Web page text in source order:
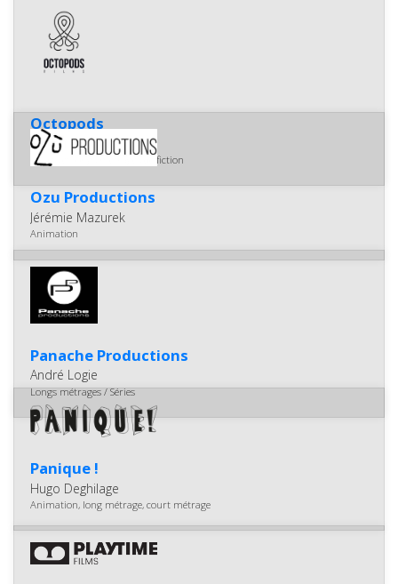
Octopods
Simon Heymans
Courts et longs métrages de fiction
Ozu Productions
Jérémie Mazurek
Animation
Panache Productions
André Logie
Longs métrages / Séries
Panique !
Hugo Deghilage
Animation, long métrage, court métrage